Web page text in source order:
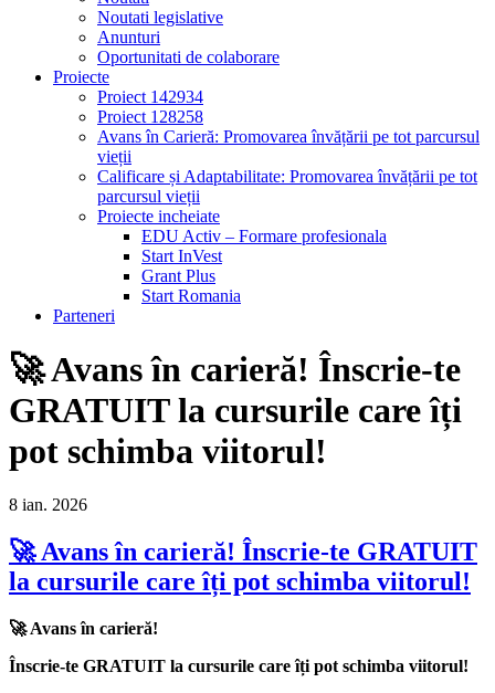
Noutati legislative
Anunturi
Oportunitati de colaborare
Proiecte
Proiect 142934
Proiect 128258
Avans în Carieră: Promovarea învățării pe tot parcursul
vieții
Calificare și Adaptabilitate: Promovarea învățării pe tot
parcursul vieții
Proiecte incheiate
EDU Activ – Formare profesionala
Start InVest
Grant Plus
Start Romania
Parteneri
🚀 Avans în carieră! Înscrie-te
GRATUIT la cursurile care îți
pot schimba viitorul!
8 ian. 2026
🚀 Avans în carieră! Înscrie-te GRATUIT
la cursurile care îți pot schimba viitorul!
🚀 Avans în carieră!
Înscrie-te GRATUIT la cursurile care îți pot schimba viitorul!